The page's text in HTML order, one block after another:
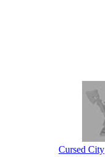
Cursed City